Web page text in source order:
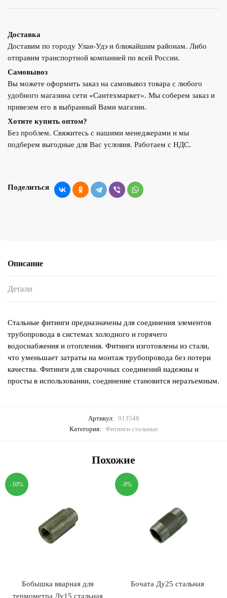
Доставка
Доставим по городу Улан-Удэ и ближайшим районам. Либо
отправим транспортной компанией по всей России.
Самовывоз
Вы можете оформить заказ на самовывоз товара с любого
удобного магазина сети «Сантехмаркет». Мы соберем заказ и
привезем его в выбранный Вами магазин.
Хотите купить оптом?
Без проблем. Свяжитесь с нашими менеджерами и мы
подберем выгодные для Вас условия. Работаем с НДС.
Поделиться
Описание
Детали
Стальные фитинги предназначены для соединения элементов
трубопровода в системах холодного и горячего
водоснабжения и отопления. Фитинги изготовлены из стали,
что уменьшает затраты на монтаж трубопровода без потери
качества. Фитинги для сварочных соединений надежны и
просты в использовании, соединение становится неразъемным.
Артикул: 013548
Категория: Фитинги стальные
Похожие
-10%
Бобышка вварная для
термометра Ду15 стальная
-9%
Бочата Ду25 стальная